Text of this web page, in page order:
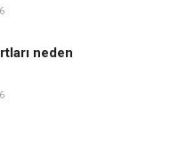
neden